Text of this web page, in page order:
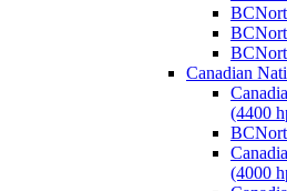
Canadian
(4400
(4000